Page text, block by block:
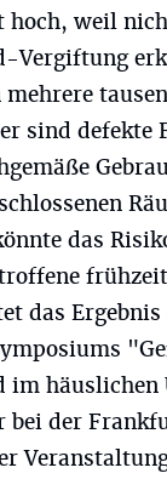
weil
Vergiftung
sind defekte
das
das Ergebnis
im
bei der